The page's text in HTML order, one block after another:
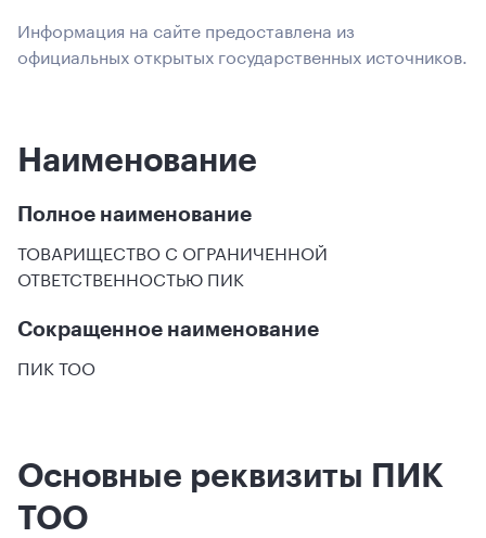
Информация на сайте предоставлена из
официальных открытых государственных источников.
Наименование
Полное наименование
ТОВАРИЩЕСТВО С ОГРАНИЧЕННОЙ
ОТВЕТСТВЕННОСТЬЮ ПИК
Сокращенное наименование
ПИК ТОО
Основные реквизиты ПИК
ТОО